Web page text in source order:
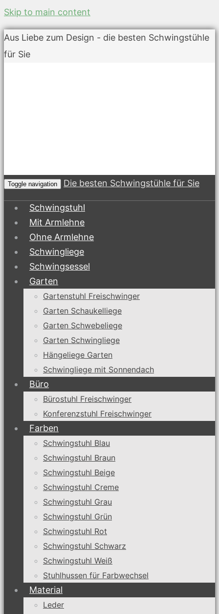
Skip to main content
Aus Liebe zum Design - die besten Schwingstühle
für Sie
Toggle navigation Die besten Schwingstühle für Sie
Schwingstuhl
Mit Armlehne
Ohne Armlehne
Schwingliege
Schwingsessel
Garten
Gartenstuhl Freischwinger
Garten Schaukelliege
Garten Schwebeliege
Garten Schwingliege
Hängeliege Garten
Schwingliege mit Sonnendach
Büro
Bürostuhl Freischwinger
Konferenzstuhl Freischwinger
Farben
Schwingstuhl Blau
Schwingstuhl Braun
Schwingstuhl Beige
Schwingstuhl Creme
Schwingstuhl Grau
Schwingstuhl Grün
Schwingstuhl Rot
Schwingstuhl Schwarz
Schwingstuhl Weiß
Stuhlhussen für Farbwechsel
Material
Leder